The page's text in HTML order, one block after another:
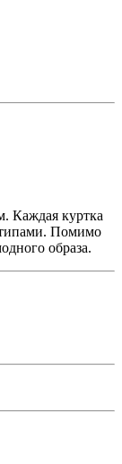
Каждая куртка
Помимо
образа.